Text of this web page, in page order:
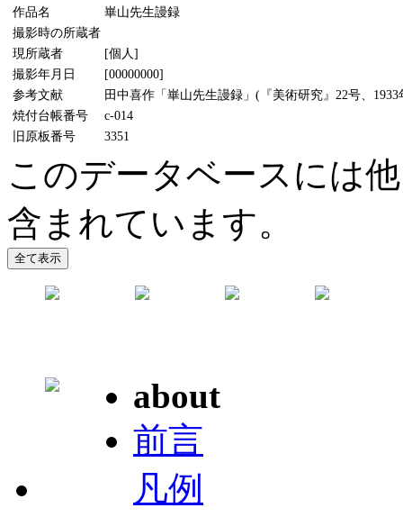
作品名
崋山先生謾録
撮影時の所蔵者
現所蔵者
[個人]
撮影年月日
[00000000]
参考文献
田中喜作「崋山先生謾録」(『美術研究』22号、1933
焼付台帳番号
c-014
旧原板番号
3351
このデータベースには
含まれています。
about
前言
凡例